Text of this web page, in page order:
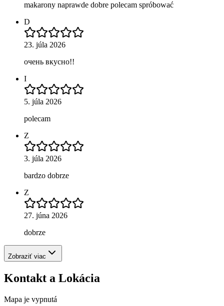
makarony naprawde dobre polecam spróbować
D
23. júla 2026
очень вкусно!!
I
5. júla 2026
polecam
Z
3. júla 2026
bardzo dobrze
Z
27. júna 2026
dobrze
Zobraziť viac
Kontakt a Lokácia
Mapa je vypnutá